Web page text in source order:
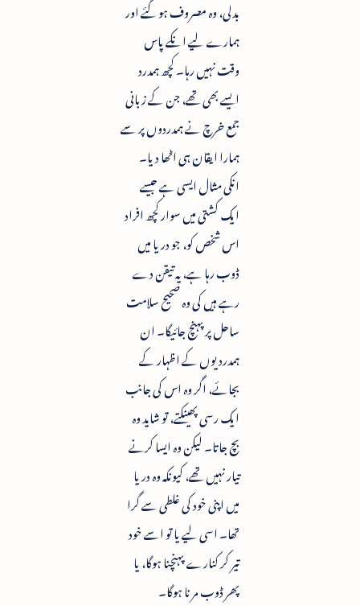
بدلی، وہ مصروف ہو گئے اور
ہمارے لیے انکے پاس
وقت نہیں رہا۔ کچھ ہمدرد
ایسے بھی تھے، جن کے زبانی
جمع خرچ نے ہمدردوں پر سے
ہمارا ایقان ہی اٹھا دیا۔
انکی مثال ایسی ہے جیسے
ایک کشتی میں سوار کچھ افراد
اس شخص کو، جو دریا میں
ڈوب رہا ہے، یہ تیقن دے
رہے ہیں کی وہ صحیح سلامت
ساحل پر پہنچ جائیگا۔ ان
ہمدردیوں کے اظہار کے
بجائے، اگر وہ اس کی جانب
ایک رسی پھینکتے، تو شاید وہ
بچ جاتا۔ لیکن وہ ایسا کرنے
تیار نہیں تھے، کیونکہ وہ دریا
میں اپنی خود کی غلطی سے گرا
تھا۔ اسی لیے یا تو اسے خود
تیر کر کنارے پہنچنا ہوگا، یا
پھر ڈوب مرنا ہوگا۔